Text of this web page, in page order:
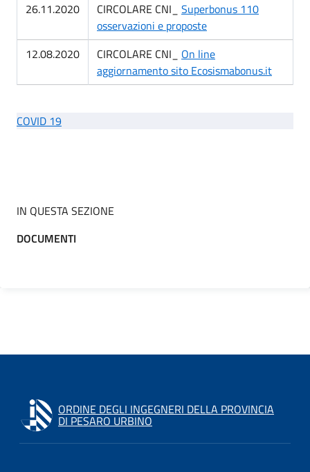
26.11.2020
CIRCOLARE CNI_ Superbonus 110
osservazioni e proposte
12.08.2020
CIRCOLARE CNI_ On line
aggiornamento sito Ecosismabonus.it
COVID 19
IN QUESTA SEZIONE
DOCUMENTI
ORDINE DEGLI INGEGNERI DELLA PROVINCIA
DI PESARO URBINO